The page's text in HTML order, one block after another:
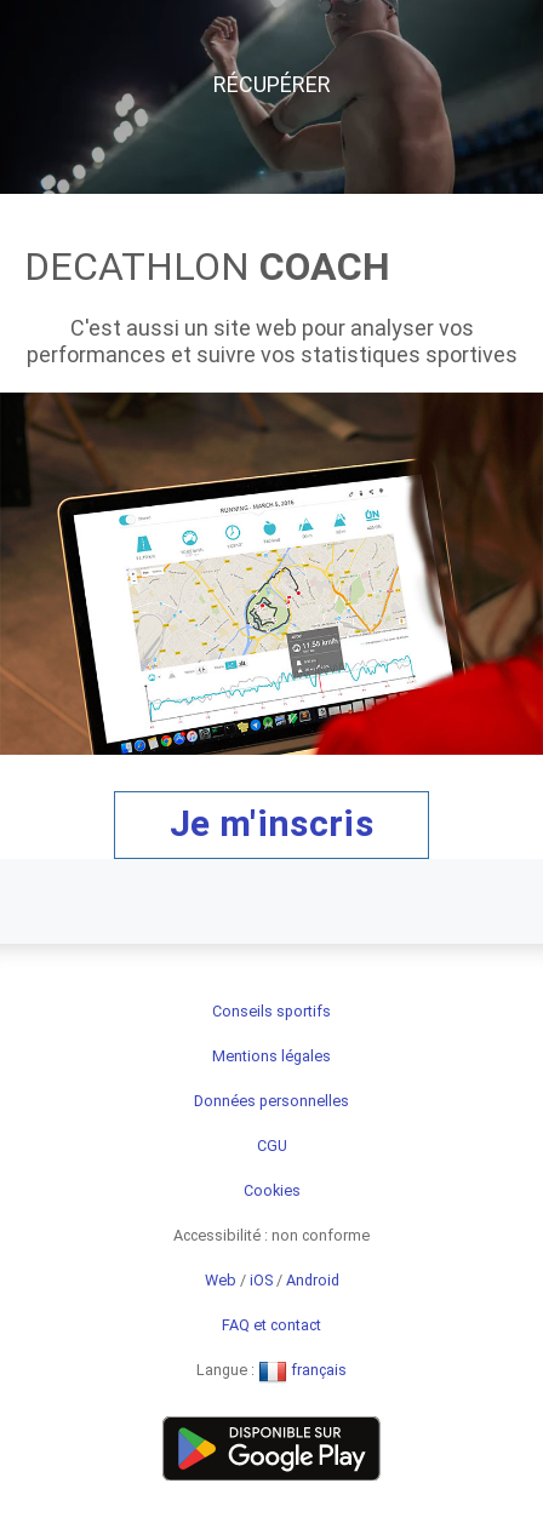
RÉCUPÉRER
DECATHLON COACH
C'est aussi un site web pour analyser vos
performances et suivre vos statistiques sportives
Je m'inscris
Conseils sportifs
Mentions légales
Données personnelles
CGU
Cookies
Accessibilité : non conforme
Web / iOS/ Android
FAQ et contact
Langue : français